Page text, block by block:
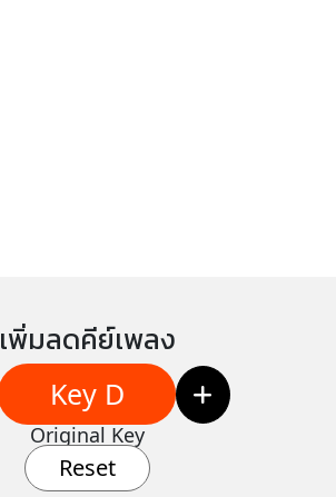
เพิ่มลดคีย์เพลง
Key D
Original Key
Reset